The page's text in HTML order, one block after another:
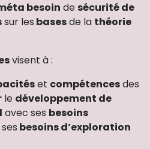
besoin de sécurité de
sur les basesde la théorie
visent à :
et compétencesdes
le développement de
avec ses besoins
besoins d’exploration